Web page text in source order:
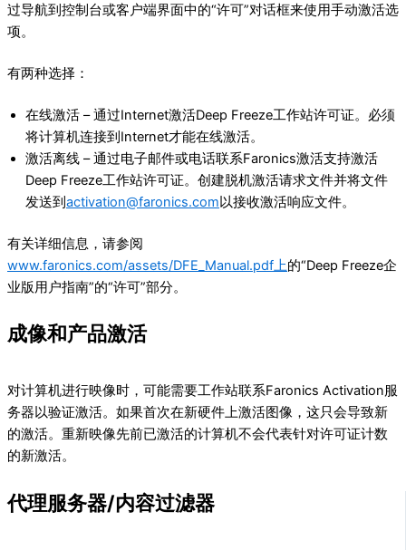
过导航到控制台或客户端界面中的“许可”对话框来使用手动激活选
项。
有两种选择：
在线激活 – 通过Internet激活Deep Freeze工作站许可证。必须
将计算机连接到Internet才能在线激活。
激活离线 – 通过电子邮件或电话联系Faronics激活支持激活
Deep Freeze工作站许可证。创建脱机激活请求文件并将文件
发送到 activation@faronics.com以接收激活响应文件。
有关详细信息，请参阅
www.faronics.com/assets/DFE_Manual.pdf上的“Deep Freeze企
业版用户指南”的“许可”部分。
成像和产品激活
对计算机进行映像时，可能需要工作站联系Faronics Activation服
务器以验证激活。如果首次在新硬件上激活图像，这只会导致新
的激活。重新映像先前已激活的计算机不会代表针对许可证计数
的新激活。
代理服务器/内容过滤器